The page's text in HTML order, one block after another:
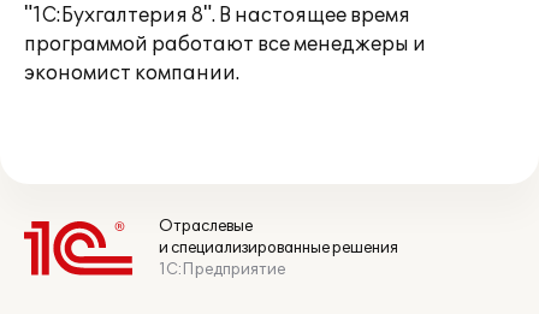
"1С:Бухгалтерия 8". В настоящее время
программой работают все менеджеры и
экономист компании.
Отраслевые
и специализированные решения
1С:Предприятие